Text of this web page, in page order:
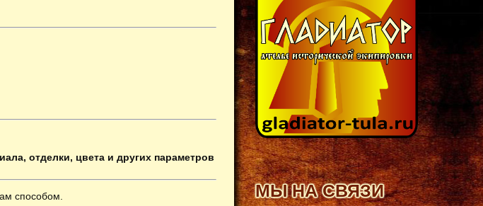
отделки, цвета и других параметров
способом. МЫ НА СВЯЗИ